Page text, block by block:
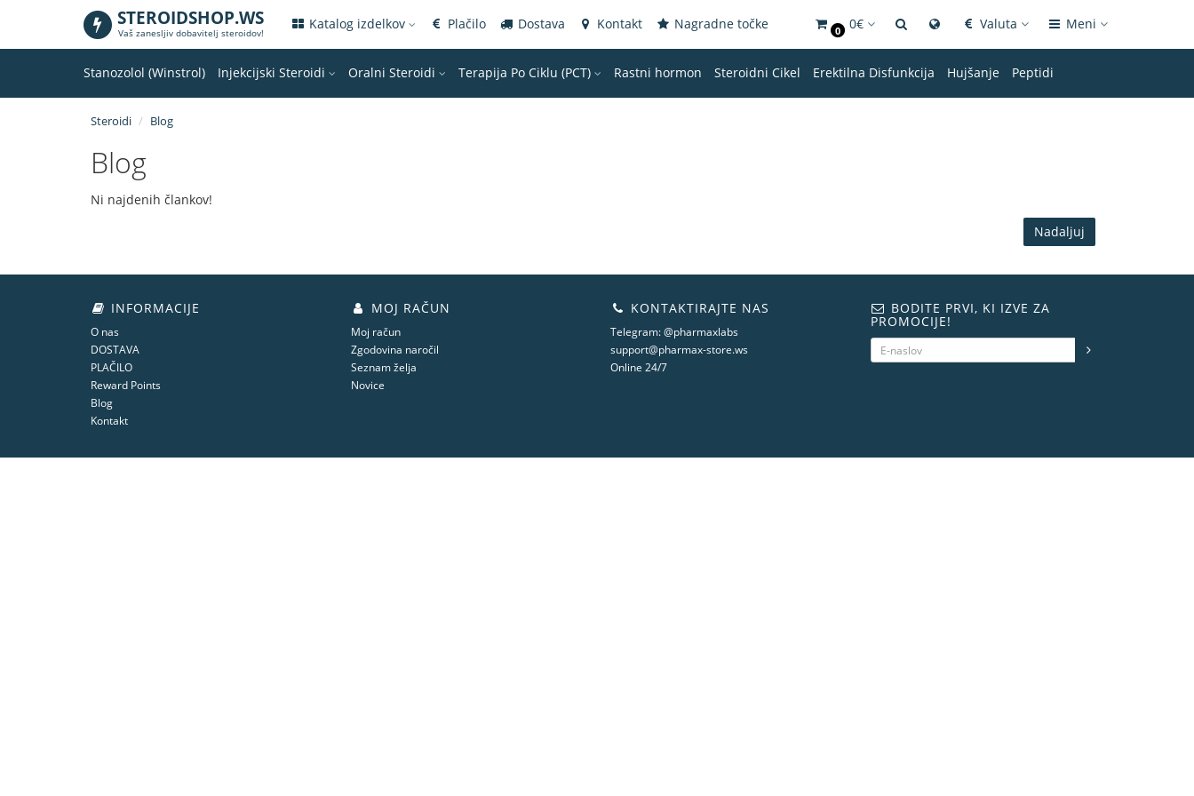
STEROIDSHOP.WS
Vaš zanesljiv dobavitelj steroidov!
Katalog izdelkov Plačilo Dostava Kontakt Nagradne točke 0 0€ Valuta Meni
Stanozolol (Winstrol) Injekcijski Steroidi Oralni Steroidi Terapija Po Ciklu (PCT) Rastni hormon Steroidni Cikel Erektilna Disfunkcija Hujšanje Peptidi
Steroidi Blog
Blog
Ni najdenih člankov!
Nadaljuj
INFORMACIJE
O nas
DOSTAVA
PLAČILO
Reward Points
Blog
Kontakt
MOJ RAČUN
Moj račun
Zgodovina naročil
Seznam želja
Novice
KONTAKTIRAJTE NAS
Telegram: @pharmaxlabs
support@pharmax-store.ws
Online 24/7
BODITE PRVI, KI IZVE ZA
PROMOCIJE!